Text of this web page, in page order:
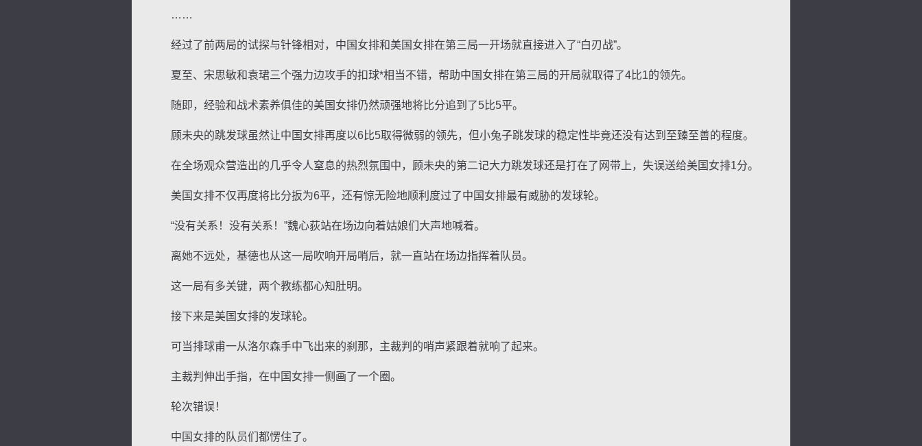
……
经过了前两局的试探与针锋相对，中国女排和美国女排在第三局一开场就直接进入了“白刃战”。
夏至、宋思敏和袁珺三个强力边攻手的扣球*相当不错，帮助中国女排在第三局的开局就取得了4比1的领先。
随即，经验和战术素养俱佳的美国女排仍然顽强地将比分追到了5比5平。
顾未央的跳发球虽然让中国女排再度以6比5取得微弱的领先，但小兔子跳发球的稳定性毕竟还没有达到至臻至善的程度。
在全场观众营造出的几乎令人窒息的热烈氛围中，顾未央的第二记大力跳发球还是打在了网带上，失误送给美国女排1分。
美国女排不仅再度将比分扳为6平，还有惊无险地顺利度过了中国女排最有威胁的发球轮。
“没有关系！没有关系！”魏心荻站在场边向着姑娘们大声地喊着。
离她不远处，基德也从这一局吹响开局哨后，就一直站在场边指挥着队员。
这一局有多关键，两个教练都心知肚明。
接下来是美国女排的发球轮。
可当排球甫一从洛尔森手中飞出来的刹那，主裁判的哨声紧跟着就响了起来。
主裁判伸出手指，在中国女排一侧画了一个圈。
轮次错误！
中国女排的队员们都愣住了。